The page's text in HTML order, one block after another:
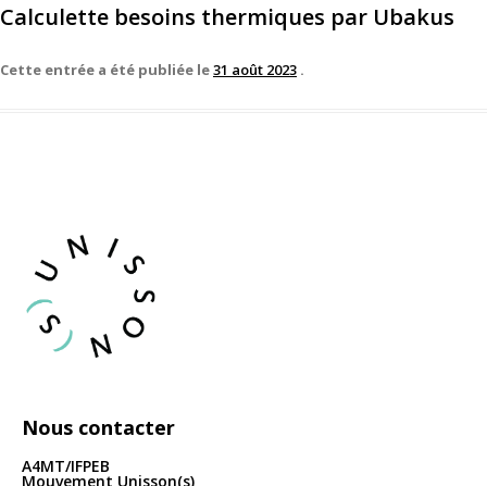
Calculette besoins thermiques par Ubakus
Cette entrée a été publiée le31 août 2023 .
Nous contacter
A4MT/IFPEB
Mouvement Unisson(s)